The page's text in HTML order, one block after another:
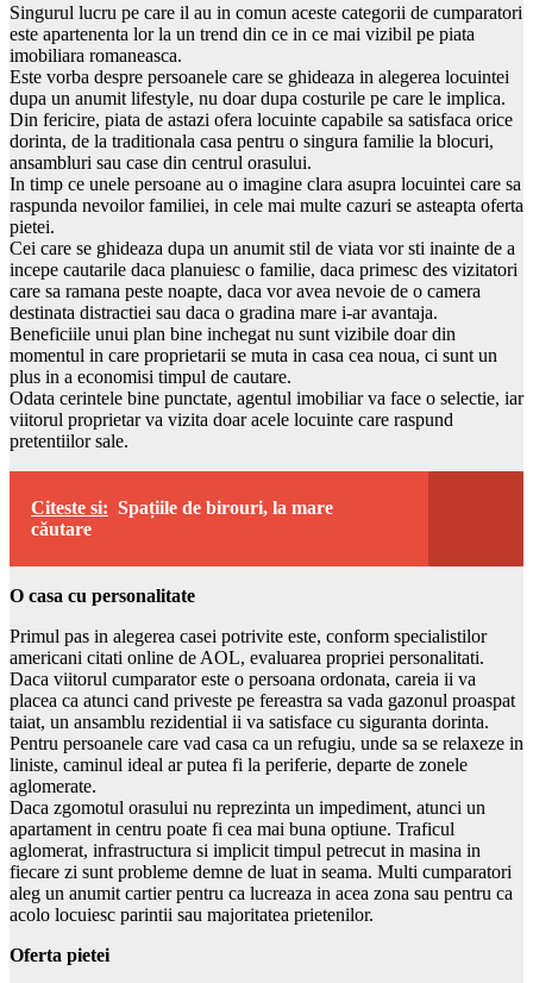
Singurul lucru pe care il au in comun aceste categorii de cumparatori
este apartenenta lor la un trend din ce in ce mai vizibil pe piata
imobiliara romaneasca.
Este vorba despre persoanele care se ghideaza in alegerea locuintei
dupa un anumit lifestyle, nu doar dupa costurile pe care le implica.
Din fericire, piata de astazi ofera locuinte capabile sa satisfaca orice
dorinta, de la traditionala casa pentru o singura familie la blocuri,
ansambluri sau case din centrul orasului.
In timp ce unele persoane au o imagine clara asupra locuintei care sa
raspunda nevoilor familiei, in cele mai multe cazuri se asteapta oferta
pietei.
Cei care se ghideaza dupa un anumit stil de viata vor sti inainte de a
incepe cautarile daca planuiesc o familie, daca primesc des vizitatori
care sa ramana peste noapte, daca vor avea nevoie de o camera
destinata distractiei sau daca o gradina mare i-ar avantaja.
Beneficiile unui plan bine inchegat nu sunt vizibile doar din
momentul in care proprietarii se muta in casa cea noua, ci sunt un
plus in a economisi timpul de cautare.
Odata cerintele bine punctate, agentul imobiliar va face o selectie, iar
viitorul proprietar va vizita doar acele locuinte care raspund
pretentiilor sale.
Citeste si: Spațiile de birouri, la mare
căutare
O casa cu personalitate
Primul pas in alegerea casei potrivite este, conform specialistilor
americani citati online de AOL, evaluarea propriei personalitati.
Daca viitorul cumparator este o persoana ordonata, careia ii va
placea ca atunci cand priveste pe fereastra sa vada gazonul proaspat
taiat, un ansamblu rezidential ii va satisface cu siguranta dorinta.
Pentru persoanele care vad casa ca un refugiu, unde sa se relaxeze in
liniste, caminul ideal ar putea fi la periferie, departe de zonele
aglomerate.
Daca zgomotul orasului nu reprezinta un impediment, atunci un
apartament in centru poate fi cea mai buna optiune. Traficul
aglomerat, infrastructura si implicit timpul petrecut in masina in
fiecare zi sunt probleme demne de luat in seama. Multi cumparatori
aleg un anumit cartier pentru ca lucreaza in acea zona sau pentru ca
acolo locuiesc parintii sau majoritatea prietenilor.
Oferta pietei